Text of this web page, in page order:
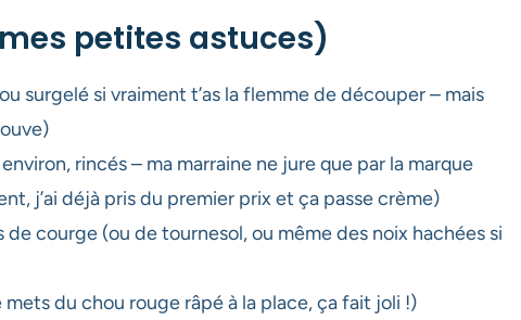
petites astuces)
surgelé si vraiment t’as la flemme de découper – mais
rincés – ma marraine ne jure que par la marque
j’ai déjà pris du premier prix et ça passe crème)
courge (ou de tournesol, ou même des noix hachées si
du chou rouge râpé à la place, ça fait joli !)